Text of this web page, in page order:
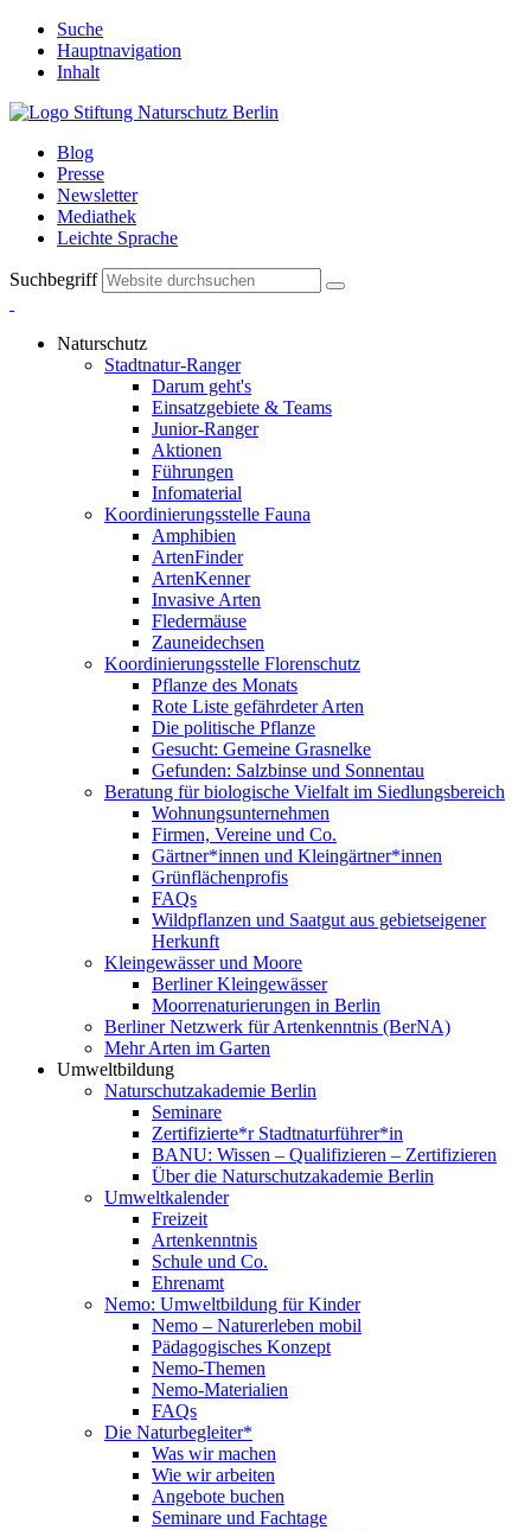
Suche
Hauptnavigation
Inhalt
Blog
Presse
Newsletter
Mediathek
Leichte Sprache
Suchbegriff
Naturschutz
Stadtnatur-Ranger
Darum geht's
Einsatzgebiete & Teams
Junior-Ranger
Aktionen
Führungen
Infomaterial
Koordinierungsstelle Fauna
Amphibien
ArtenFinder
ArtenKenner
Invasive Arten
Fledermäuse
Zauneidechsen
Koordinierungsstelle Florenschutz
Pflanze des Monats
Rote Liste gefährdeter Arten
Die politische Pflanze
Gesucht: Gemeine Grasnelke
Gefunden: Salzbinse und Sonnentau
Beratung für biologische Vielfalt im Siedlungsbereich
Wohnungsunternehmen
Firmen, Vereine und Co.
Gärtner*innen und Kleingärtner*innen
Grünflächenprofis
FAQs
Wildpflanzen und Saatgut aus gebietseigener
Herkunft
Kleingewässer und Moore
Berliner Kleingewässer
Moorrenaturierungen in Berlin
Berliner Netzwerk für Artenkenntnis (BerNA)
Mehr Arten im Garten
Umweltbildung
Naturschutzakademie Berlin
Seminare
Zertifizierte*r Stadtnaturführer*in
BANU: Wissen – Qualifizieren – Zertifizieren
Über die Naturschutzakademie Berlin
Umweltkalender
Freizeit
Artenkenntnis
Schule und Co.
Ehrenamt
Nemo: Umweltbildung für Kinder
Nemo – Naturerleben mobil
Pädagogisches Konzept
Nemo-Themen
Nemo-Materialien
FAQs
Die Naturbegleiter*
Was wir machen
Wie wir arbeiten
Angebote buchen
Seminare und Fachtage